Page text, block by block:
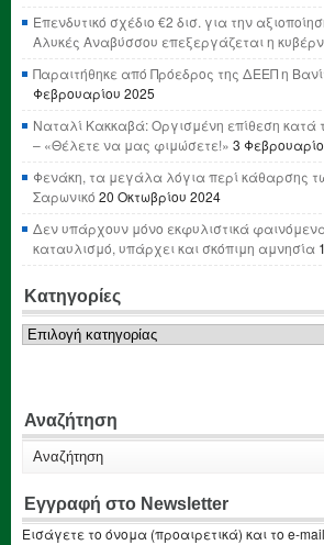
Επενδυτικό σχέδιο €2 δισ. για την
Αλυκές Αναβύσσου επεξεργάζεται η
Παραιτήθηκε από Πρόεδρος της ΔΕΕΠ η
Φεβρουαρίου 2025
Ναταλί Κακκαβά: Οργισμένη επίθεση κατά
– «Θέλετε να μας φιμώσετε!» 3
Φενάκη, τα μεγάλα λόγια περί κάθαρσης
Σαρωνικό 20 Οκτωβρίου 2024
Δεν υπάρχουν μόνο εκφυλιστικά
καταυλισμό, υπάρχει και σκόπιμη αμνησία
Κατηγορίες
Κατηγορίες
Αναζήτηση
Εγγραφή στο Newsletter
Εισάγετε το όνομα (προαιρετικά) και το e-